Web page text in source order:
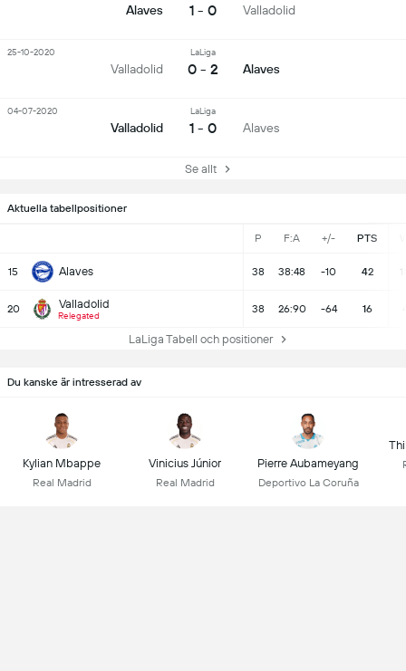
Aktuella tabellpositioner
P F:A +/- PTS
15 Alaves 38 38:48 -10 42
20 Valladolid
Relegated
38 26:90 -64 16
LaLiga Tabell och positioner
Alaves 1 - 0 Valladolid
Valladolid
LaLiga
0 - 2 Alaves
25-10-2020
Valladolid
LaLiga
1 - 0 Alaves
04-07-2020
Se allt
Du kanske är intresserad av
Kylian Mbappe
Real Madrid
Vinicius Júnior
Real Madrid
Pierre Aubameyang
Deportivo La Coruña